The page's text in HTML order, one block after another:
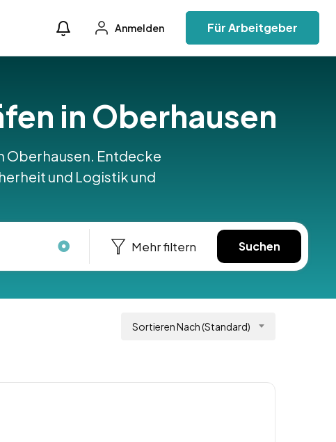
Anmelden Für Arbeitgeber
in Oberhausen
Oberhausen. Entdecke
und Logistik und
Mehr filtern Suchen
Sortieren Nach (Standard)